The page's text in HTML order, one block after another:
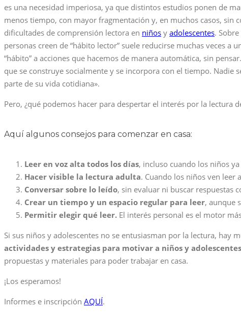
es una necesidad imperiosa, ya que distintos estudios ponen de
menos tiempo, con mayor fragmentación y, en muchos casos, sin
dificultades de comprensión lectora en niños y adolescentes.
personas creen de “hábito lector” suele reducirse muchas veces a
“hábito” a acciones que hacemos de manera automática, sin
que se construye socialmente y se incorpora con el tiempo.
parte de su vida cotidiana».
Pero, ¿qué podemos hacer para despertar el interés por la lectura
Aquí algunos consejos para comenzar en casa:
Leer en voz alta todos los días, incluso cuando los niños
Hacer visible la lectura adulta. Cuando los niños ven leer
Conversar sobre lo leído, sin evaluar ni buscar respuestas
Crear un tiempo y un espacio regular para leer, aunque
Permitir elegir qué leer. El interés personal es el motor
Si sus niños y adolescentes no se entusiasman por la lectura, hay
actividades y estrategias para motivar a niños y
propuestas y materiales para poder trabajar en casa.
¡Los esperamos!
Informes e inscripción AQUÍ.